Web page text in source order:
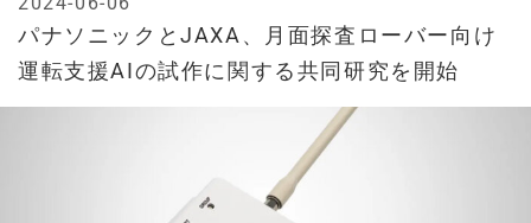
パナソニックとJAXA、月面探査ローバー向け
運転支援AIの試作に関する共同研究を開始